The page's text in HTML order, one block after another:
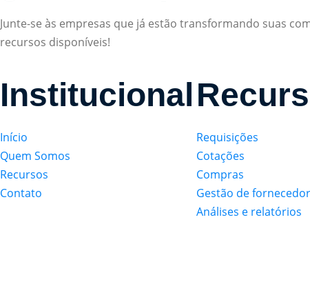
Junte-se às empresas que já estão transformando suas
recursos disponíveis!
Institucional
Início
Quem Somos
Recursos
Contato
Requisições
Cotações
Compras
Gestão de
Análises e relatórios